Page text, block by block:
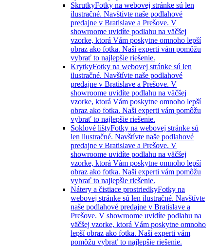
SkrutkyFotky na webovej stránke sú len
ilustračné. Navštívte naše podlahové
predajne v Bratislave a Prešove. V
showroome uvidíte podlahu na väčšej
vzorke, ktorá Vám poskytne omnoho lepší
obraz ako fotka. Naši experti vám pomôžu
vybrať to najlepšie riešenie.
KrytkyFotky na webovej stránke sú len
ilustračné. Navštívte naše podlahové
predajne v Bratislave a Prešove. V
showroome uvidíte podlahu na väčšej
vzorke, ktorá Vám poskytne omnoho lepší
obraz ako fotka. Naši experti vám pomôžu
vybrať to najlepšie riešenie.
Soklové lištyFotky na webovej stránke sú
len ilustračné. Navštívte naše podlahové
predajne v Bratislave a Prešove. V
showroome uvidíte podlahu na väčšej
vzorke, ktorá Vám poskytne omnoho lepší
obraz ako fotka. Naši experti vám pomôžu
vybrať to najlepšie riešenie.
Nátery a čistiace prostriedkyFotky na
webovej stránke sú len ilustračné. Navštívte
naše podlahové predajne v Bratislave a
Prešove. V showroome uvidíte podlahu na
väčšej vzorke, ktorá Vám poskytne omnoho
lepší obraz ako fotka. Naši experti vám
pomôžu vybrať to najlepšie riešenie.